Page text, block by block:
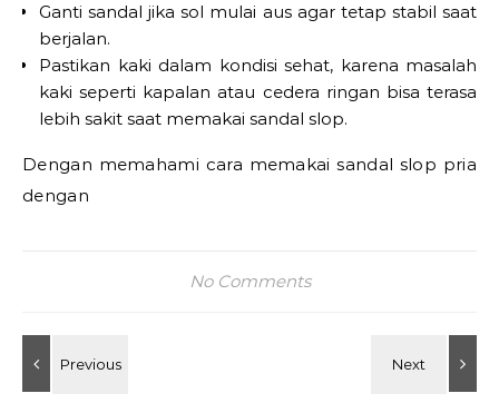
Ganti sandal jika sol mulai aus agar tetap stabil saat
berjalan.
Pastikan kaki dalam kondisi sehat, karena masalah
kaki seperti kapalan atau cedera ringan bisa terasa
lebih sakit saat memakai sandal slop.
Dengan memahami cara memakai sandal slop pria
dengan
No Comments